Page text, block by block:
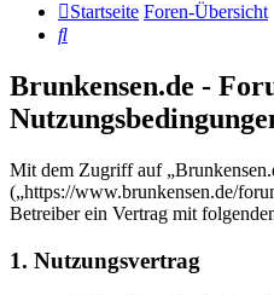
Startseite Foren-Übersicht
Suche
Brunkensen.de -
Mit dem Zugriff auf
(„https://www.brunkensen.de/
Betreiber ein Vertrag mit
1. Nutzungsvertrag